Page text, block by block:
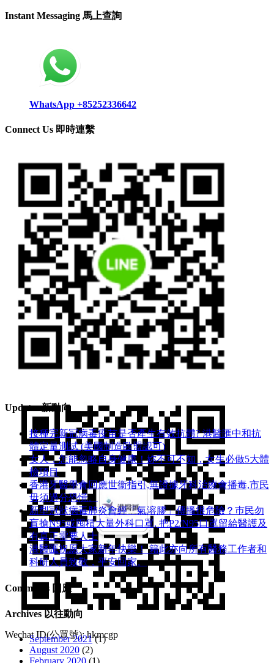
Instant Messaging 馬上查詢
WhatsApp +85252336642
Connect Us 即時連繫
Wechat ID(公眾號): hkmcgp
Updates 新動向
接種完新冠病毒疫苗是否產生有效抗體? 港醫匯中和抗
體定量測試 (美國制造歐盟認可)
女人，怎能忽略自身健康！妳不可不知，女生必做5大體
檢項目
香港牙醫學會回應世衞指引,無證據牙科治療會播毒,市民
毋須過分恐慌。
新型冠狀病毒肺炎會經「氣溶膠」傳播很危險？巿民勿
盲搶N95或囤積大量外科口罩, 把P​2/N95口罩留給醫護及
有真正需要人士
港醫匯祝愿大家新年快樂！ 籍此亦向所有醫務工作者和
科研人員致敬，平安回家。
Comments 回應
Archives 以往動向
September 2021(1)
August 2020 (2)